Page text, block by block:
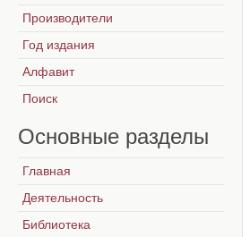
Производители
Год издания
Алфавит
Поиск
Основные разделы
Главная
Деятельность
Библиотека